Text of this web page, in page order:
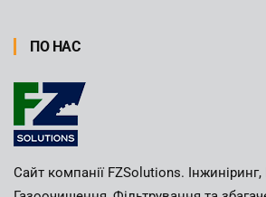
ПО НАС
Сайт компанії FZSolutions.